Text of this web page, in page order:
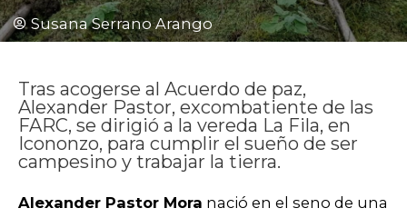
Susana Serrano Arango
Tras acogerse al Acuerdo de paz,
Alexander Pastor, excombatiente de las
FARC, se dirigió a la vereda La Fila, en
Icononzo, para cumplir el sueño de ser
campesino y trabajar la tierra.
Alexander Pastor Mora nació en el seno de una